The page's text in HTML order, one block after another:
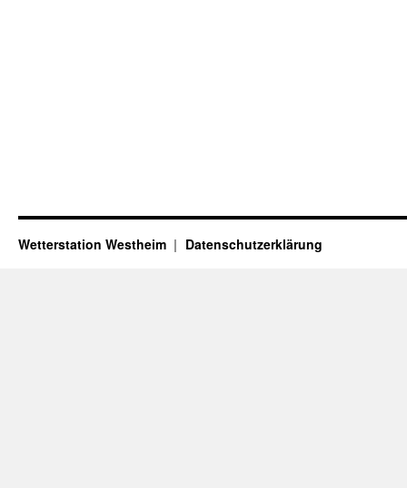
Wetterstation Westheim Datenschutzerklärung